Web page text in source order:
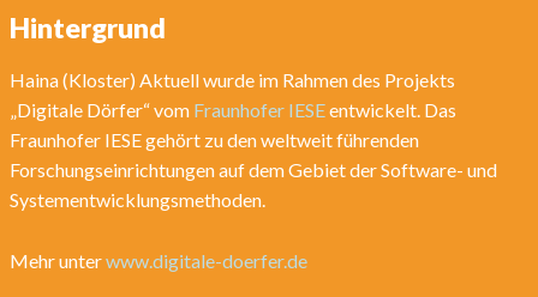
Hintergrund
Haina (Kloster) Aktuell wurde im Rahmen des Projekts
„Digitale Dörfer“ vom Fraunhofer IESEentwickelt. Das
Fraunhofer IESE gehört zu den weltweit führenden
Forschungseinrichtungen auf dem Gebiet der Software- und
Systementwicklungsmethoden.
Mehr unterwww.digitale-doerfer.de